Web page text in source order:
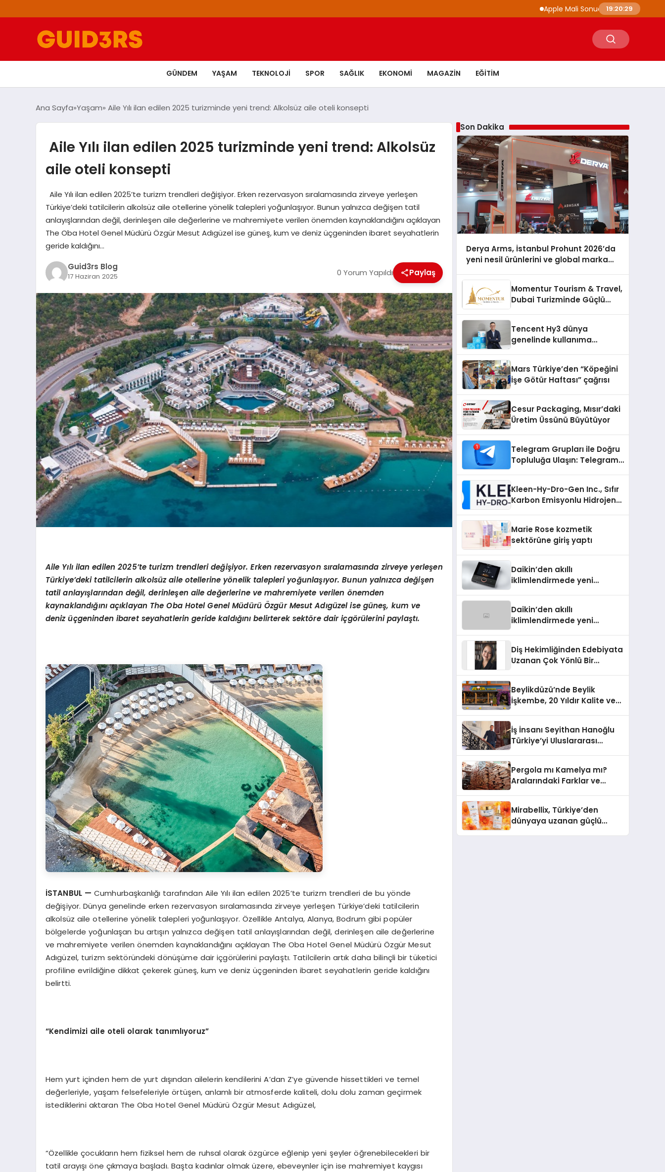
Apple Mali Sonuçlarını Açıkladı iPhone ve
19:20:31
GÜNDEM YAŞAM TEKNOLOJI SPOR SAĞLIK EKONOMI MAGAZIN EĞITIM
Ana Sayfa Yaşam Aile Yılı ilan edilen 2025 turizminde yeni trend: Alkolsüz aile oteli konsepti
Aile Yılı ilan edilen 2025 turizminde yeni trend: Alkolsüz
aile oteli konsepti
Aile Yılı ilan edilen 2025’te turizm trendleri değişiyor. Erken rezervasyon sıralamasında zirveye yerleşen
Türkiye’deki tatilcilerin alkolsüz aile otellerine yönelik talepleri yoğunlaşıyor. Bunun yalnızca değişen tatil
anlayışlarından değil, derinleşen aile değerlerine ve mahremiyete verilen önemden kaynaklandığını açıklayan
The Oba Hotel Genel Müdürü Özgür Mesut Adıgüzel ise güneş, kum ve deniz üçgeninden ibaret seyahatlerin
geride kaldığını…
Guid3rs Blog
17 Haziran 2025 0 Yorum Yapıldı Paylaş
Aile Yılı ilan edilen 2025’te turizm trendleri değişiyor. Erkenrezervasyon sıralamasında zirveye yerleşen
Türkiye’deki tatilcilerin alkolsüz aile otellerine yönelik talepleri yoğunlaşıyor. Bunun yalnızca değişen
tatil anlayışlarından değil, derinleşen aile değerlerine ve mahremiyete verilen önemden
kaynaklandığını açıklayan The Oba Hotel Genel Müdürü Özgür Mesut Adıgüzel ise güneş, kum ve
deniz üçgeninden ibaret seyahatlerin geride kaldığını belirterek sektöre dair içgörülerini paylaştı.
İSTANBUL — Cumhurbaşkanlığı tarafından Aile Yılı ilan edilen 2025’te turizm trendleri de bu yönde
değişiyor. Dünya genelinde erken rezervasyon sıralamasında zirveye yerleşen Türkiye’deki tatilcilerin
alkolsüz aile otellerine yönelik talepleri yoğunlaşıyor. Özellikle Antalya, Alanya, Bodrum gibi popüler
bölgelerde yoğunlaşan bu artışın yalnızca değişen tatil anlayışlarından değil, derinleşen aile değerlerine
ve mahremiyete verilen önemden kaynaklandığını açıklayan The Oba Hotel Genel Müdürü Özgür Mesut
Adıgüzel, turizm sektöründeki dönüşüme dair içgörülerini paylaştı. Tatilcilerin artık daha bilinçli bir tüketici
profiline evrildiğine dikkat çekerek güneş, kum ve deniz üçgeninden ibaret seyahatlerin geride kaldığını
belirtti.
“Kendimizi aile oteli olarak tanımlıyoruz”
Hem yurt içinden hem de yurt dışından ailelerin kendilerini A’dan Z’ye güvende hissettikleri ve temel
değerleriyle, yaşam felsefeleriyle örtüşen, anlamlı bir atmosferde kaliteli, dolu dolu zaman geçirmek
istediklerini aktaran The Oba Hotel Genel Müdürü Özgür Mesut Adıgüzel,
“Özellikle çocukların hem fiziksel hem de ruhsal olarak özgürce eğlenip yeni şeyler öğrenebilecekleri bir
tatil arayışı öne çıkmaya başladı. Başta kadınlar olmak üzere, ebeveynler için ise mahremiyet kaygısı
Son Dakika
Derya Arms, İstanbul Prohunt 2026’da
yeni nesil ürünlerini ve global marka
Momentur Tourism & Travel,
Dubai Turizminde Güçlü
Tencent Hy3 dünya
genelinde kullanıma
Mars Türkiye’den “Köpeğini
İşe Götür Haftası” çağrısı
Cesur Packaging, Mısır’daki
Üretim Üssünü Büyütüyor
Telegram Grupları ile Doğru
Topluluğa Ulaşın: Telegram
Kleen-Hy-Dro-Gen Inc., Sıfır
Karbon Emisyonlu Hidrojen
Aldı
Marie Rose kozmetik
sektörüne giriş yaptı
Daikin’den akıllı
iklimlendirmede yeni
Daikin’den akıllı
iklimlendirmede yeni
Diş Hekimliğinden Edebiyata
Uzanan Çok Yönlü Bir
Beylikdüzü’nde Beylik
İşkembe, 20 Yıldır Kalite ve
İş İnsanı Seyithan Hanoğlu
Türkiye’yi Uluslararası
Pergola mı Kamelya mı?
Aralarındaki Farklar ve
Mirabellix, Türkiye’den
dünyaya uzanan güçlü